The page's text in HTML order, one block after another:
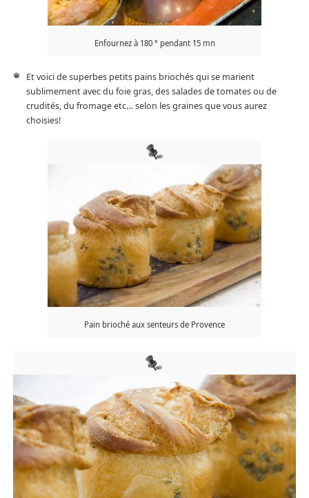
Enfournez à 180 ° pendant 15 mn
Et voici de superbes petits pains briochés qui se marient
sublimement avec du foie gras, des salades de tomates ou de
crudités, du fromage etc… selon les graines que vous aurez
choisies!
Pain brioché aux senteurs de Provence